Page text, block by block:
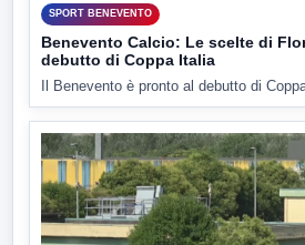
SPORT BENEVENTO
Benevento Calcio: Le scelte di
debutto di Coppa Italia
Il Benevento è pronto al debutto di